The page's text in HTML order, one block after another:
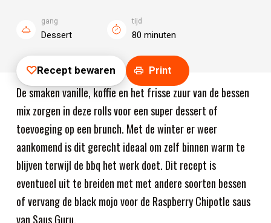
gang
Dessert
tijd
80 minuten
Recept bewaren Print
De smaken vanille, koffie en het frisse zuur van de bessen
mix zorgen in deze rolls voor een super dessert of
toevoeging op een brunch. Met de winter er weer
aankomend is dit gerecht ideaal om zelf binnen warm te
blijven terwijl de bbq het werk doet. Dit recept is
eventueel uit te breiden met met andere soorten bessen
of vervang de black mojo voor de Raspberry Chipotle saus
van Saus.Guru.